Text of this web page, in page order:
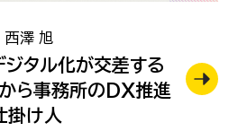
澤 旭
タル化が交差する
ら事務所のDX推進
掛け人